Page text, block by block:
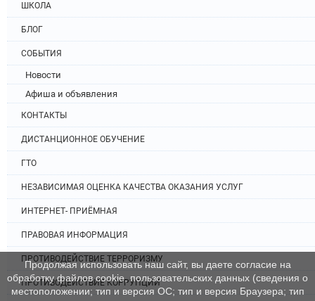
ШКОЛА
БЛОГ
СОБЫТИЯ
Новости
Афиша и объявления
КОНТАКТЫ
ДИСТАНЦИОННОЕ ОБУЧЕНИЕ
ГТО
НЕЗАВИСИМАЯ ОЦЕНКА КАЧЕСТВА ОКАЗАНИЯ УСЛУГ
ИНТЕРНЕТ- ПРИЁМНАЯ
ПРАВОВАЯ ИНФОРМАЦИЯ
ПРОТИВОДЕЙСТВИЕ ТЕРРОРИЗМУ
ПРОТИВОДЕЙСТВИЕ КОРРУПЦИИ
Продолжая использовать наш сайт, вы даете согласие на
обработку файлов cookie, пользовательских данных (сведения о
местоположении; тип и версия ОС; тип и версия Браузера; тип